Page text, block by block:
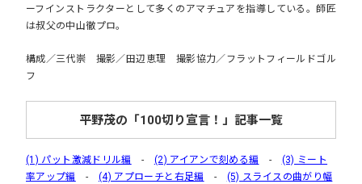
ーフインストラクターとして多くのアマチュアを指導している。師匠
は叔父の中山徹プロ。
構成／三代崇 撮影／田辺恵理 撮影協力／フラットフィールドゴル
フ
平野茂の「100切り宣言！」記事一覧
(1) パット激減ドリル編 - (2) アイアンで刻める編 - (3) ミート
率アップ編
- (4) アプローチと右足編 - (5) スライスの曲がり幅